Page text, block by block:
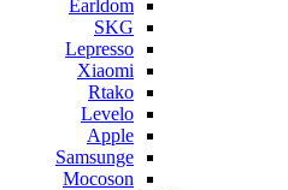
Earldom
SKG
Lepresso
Xiaomi
Rtako
Levelo
Apple
Samsunge
Mocoson